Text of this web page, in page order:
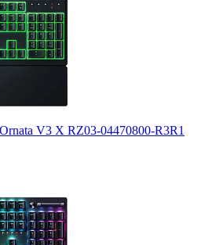
V3 X RZ03-04470800-R3R1